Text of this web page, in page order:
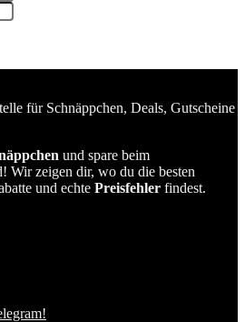
für Schnäppchen, Deals, Gutscheine
und spare beim
Wir zeigen dir, wo du die besten
und echte Preisfehler findest.